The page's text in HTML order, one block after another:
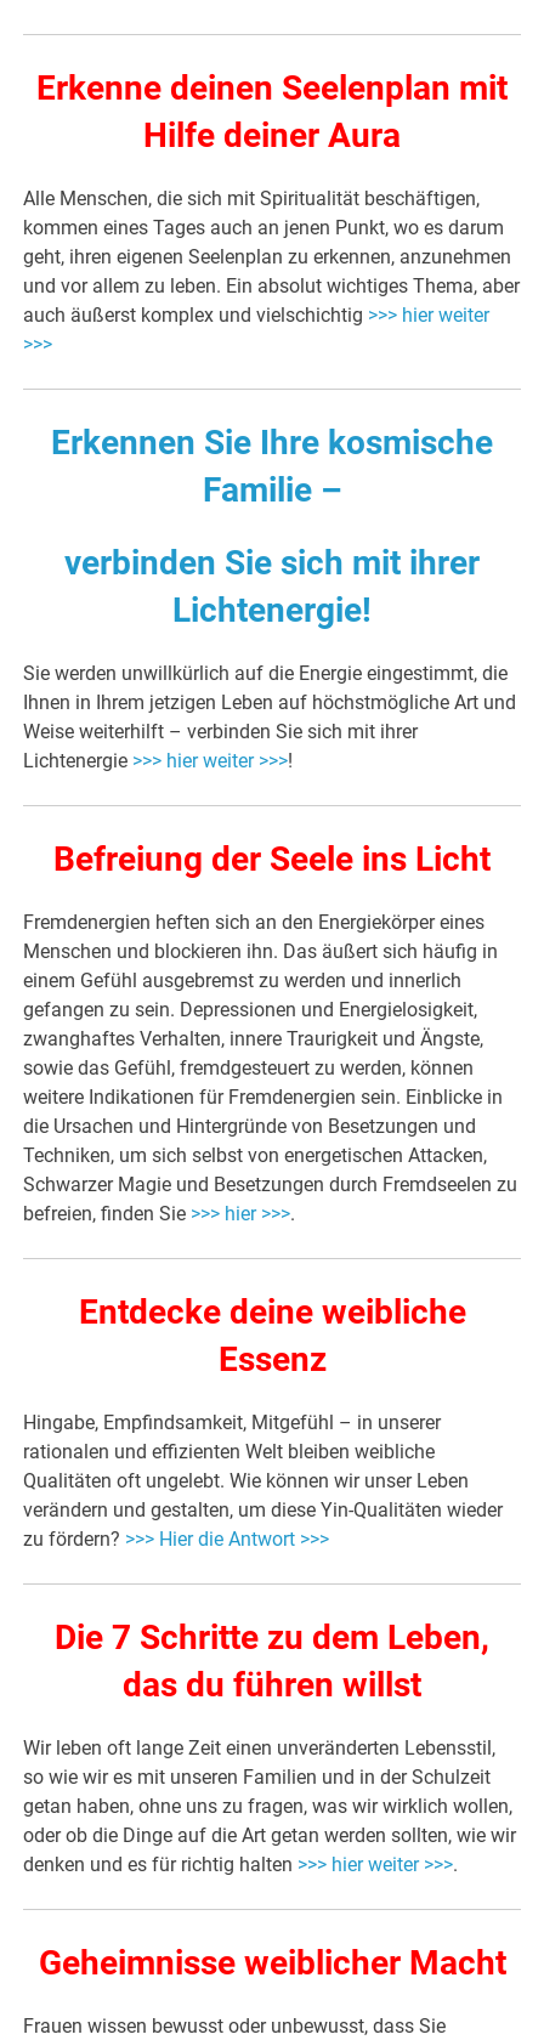
Erkenne deinen Seelenplan mit
Hilfe deiner Aura
Alle Menschen, die sich mit Spiritualität beschäftigen,
kommen eines Tages auch an jenen Punkt, wo es darum
geht, ihren eigenen Seelenplan zu erkennen, anzunehmen
und vor allem zu leben. Ein absolut wichtiges Thema, aber
auch äußerst komplex und vielschichtig >>> hier weiter
>>>
Erkennen Sie Ihre kosmische
Familie –
verbinden Sie sich mit ihrer
Lichtenergie!
Sie werden unwillkürlich auf die Energie eingestimmt, die
Ihnen in Ihrem jetzigen Leben auf höchstmögliche Art und
Weise weiterhilft – verbinden Sie sich mit ihrer
Lichtenergie >>> hier weiter >>>!
Befreiung der Seele ins Licht
Fremdenergien heften sich an den Energiekörper eines
Menschen und blockieren ihn. Das äußert sich häufig in
einem Gefühl ausgebremst zu werden und innerlich
gefangen zu sein. Depressionen und Energielosigkeit,
zwanghaftes Verhalten, innere Traurigkeit und Ängste,
sowie das Gefühl, fremdgesteuert zu werden, können
weitere Indikationen für Fremdenergien sein. Einblicke in
die Ursachen und Hintergründe von Besetzungen und
Techniken, um sich selbst von energetischen Attacken,
Schwarzer Magie und Besetzungen durch Fremdseelen zu
befreien, finden Sie >>> hier >>>.
Entdecke deine weibliche
Essenz
Hingabe, Empfindsamkeit, Mitgefühl – in unserer
rationalen und effizienten Welt bleiben weibliche
Qualitäten oft ungelebt. Wie können wir unser Leben
verändern und gestalten, um diese Yin-Qualitäten wieder
zu fördern? >>> Hier die Antwort >>>
Die 7 Schritte zu dem Leben,
das du führen willst
Wir leben oft lange Zeit einen unveränderten Lebensstil,
so wie wir es mit unseren Familien und in der Schulzeit
getan haben, ohne uns zu fragen, was wir wirklich wollen,
oder ob die Dinge auf die Art getan werden sollten, wie wir
denken und es für richtig halten >>> hier weiter >>>.
Geheimnisse weiblicher Macht
Frauen wissen bewusst oder unbewusst, dass Sie